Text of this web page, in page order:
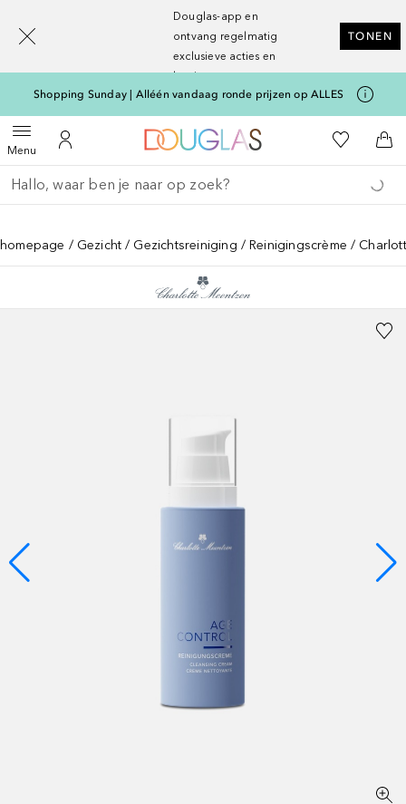
Douglas-app en
ontvang regelmatig
exclusieve acties en
kortingen
TONEN
Shopping Sunday | Alléén vandaag ronde prijzen op ALLES
MenuOpen menuNaar Mijn Account
Naar Douglas Home
Naar Mijn
Ga terug
Zoekopdracht uitvoeren
homepage Gezicht Gezichtsreiniging Reinigingscrème
[navigation.slideout.screenreader]